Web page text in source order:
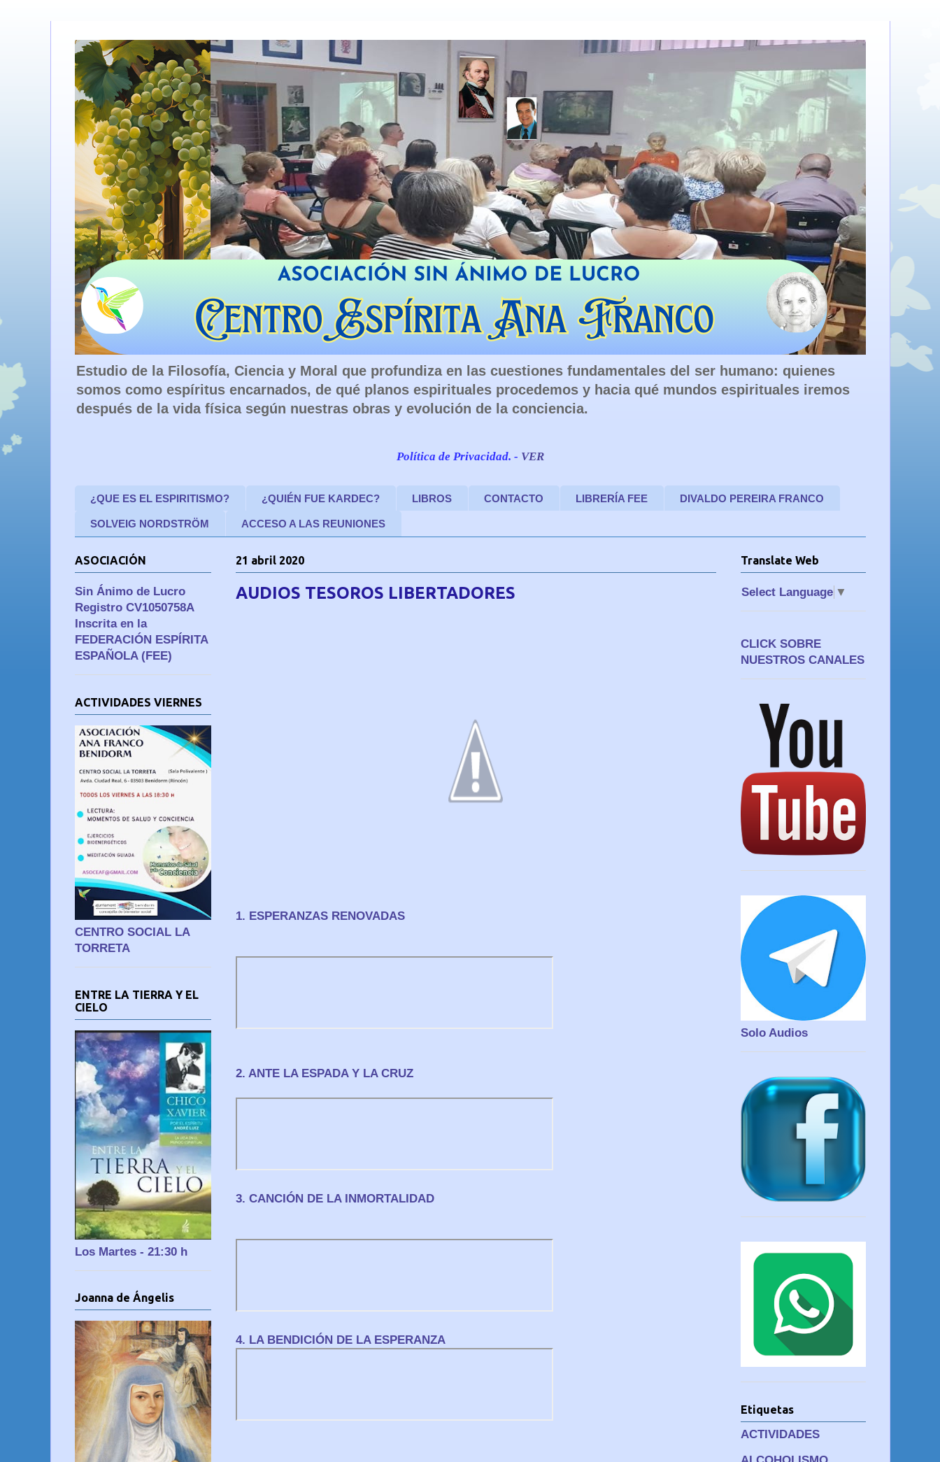
Estudio de la Filosofía, Ciencia y Moral que profundiza en las cuestiones fundamentales del ser humano: quienes
somos como espíritus encarnados, de qué planos espirituales procedemos y hacia qué mundos espirituales iremos
después de la vida física según nuestras obras y evolución de la conciencia.
Política de Privacidad. - VER
¿QUE ES EL ESPIRITISMO? ¿QUIÉN FUE KARDEC? LIBROS CONTACTO LIBRERÍA FEE DIVALDO PEREIRA FRANCO
SOLVEIG NORDSTRÖM ACCESO A LAS REUNIONES
21 abril 2020
AUDIOS TESOROS LIBERTADORES
1. ESPERANZAS RENOVADAS
2. ANTE LA ESPADA Y LA CRUZ
3. CANCIÓN DE LA INMORTALIDAD
4. LA BENDICIÓN DE LA ESPERANZA
ASOCIACIÓN
Sin Ánimo de Lucro
Registro CV1050758A
Inscrita en la
FEDERACIÓN ESPÍRITA
ESPAÑOLA (FEE)
ACTIVIDADES VIERNES
CENTRO SOCIAL LA
TORRETA
ENTRE LA TIERRA Y EL
CIELO
Los Martes - 21:30 h
Joanna de Ángelis
Translate Web
Select Language ▼
CLICK SOBRE
NUESTROS CANALES
Solo Audios
Etiquetas
ACTIVIDADES